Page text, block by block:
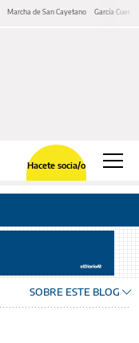
Marcha de San Cayetano García Cuerva
Hacete socia/o
SOBRE ESTE BLOG